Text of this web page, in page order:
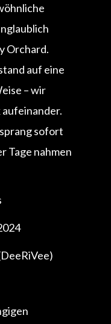
Orchard.
auf eine
– wir
sofort
Tage nahmen